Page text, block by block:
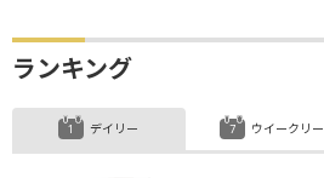
ランキング
デイリー ウイークリー